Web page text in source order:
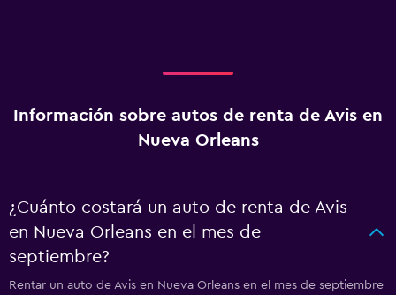
Información sobre autos de renta de Avis en
Nueva Orleans
¿Cuánto costará un auto de renta de Avis
en Nueva Orleans en el mes de
septiembre?
Rentar un auto de Avis en Nueva Orleans en el mes de septiembre